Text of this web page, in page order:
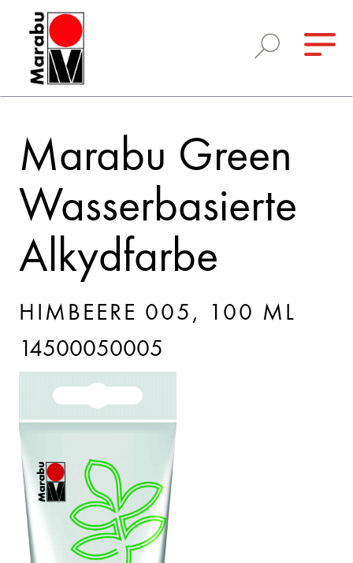
Marabu Green
Wasserbasierte
Alkydfarbe
HIMBEERE 005, 100 ML
14500050005